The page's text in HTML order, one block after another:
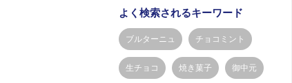
よく検索されるキーワード
ブルターニュ チョコミント
生チョコ 焼き菓子 御中元